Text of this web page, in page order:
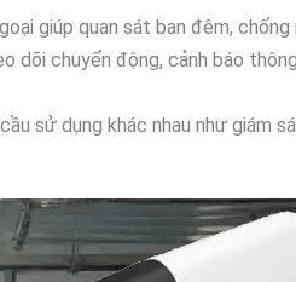
giúp quan sát ban đêm,
dõi chuyển động, cảnh báo
sử dụng khác nhau như giám